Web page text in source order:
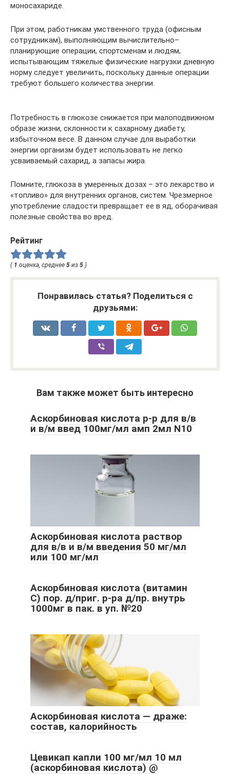
моносахариде.
При этом, работникам умственного труда (офисным
сотрудникам), выполняющим вычислительно–
планирующие операции, спортсменам и людям,
испытывающим тяжелые физические нагрузки дневную
норму следует увеличить, поскольку данные операции
требуют большего количества энергии.
Потребность в глюкозе снижается при малоподвижном
образе жизни, склонности к сахарному диабету,
избыточном весе. В данном случае для выработки
энергии организм будет использовать не легко
усваиваемый сахарид, а запасы жира.
Помните, глюкоза в умеренных дозах – это лекарство и
«топливо» для внутренних органов, систем. Чрезмерное
употребление сладости превращает ее в яд, оборачивая
полезные свойства во вред.
Рейтинг
( 1 оценка, среднее 5 из 5 )
Понравилась статья? Поделиться с
друзьями:
Вам также может быть интересно
Аскорбиновая кислота р-р для в/в
и в/м введ 100мг/мл амп 2мл N10
Аскорбиновая кислота раствор
для в/в и в/м введения 50 мг/мл
или 100 мг/мл
Аскорбиновая кислота (витамин
С) пор. д/приг. р-ра д/пр. внутрь
1000мг в пак. в уп. №20
Аскорбиновая кислота — драже:
состав, калорийность
Цевикап капли 100 мг/мл 10 мл
(аскорбиновая кислота) @